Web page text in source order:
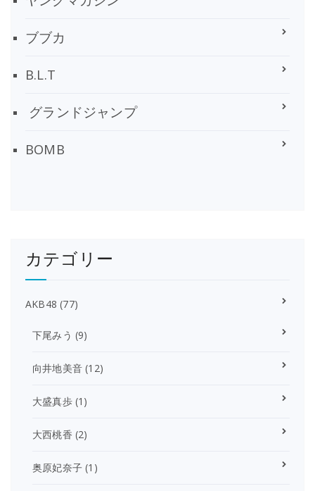
ブブカ
B.L.T
グランドジャンプ
BOMB
カテゴリー
AKB48 (77)
下尾みう (9)
向井地美音 (12)
大盛真歩(1)
大西桃香 (2)
奥原妃奈子 (1)